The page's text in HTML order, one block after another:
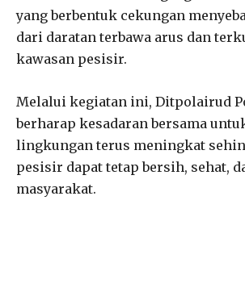
yang berbentuk cekungan
dari daratan terbawa arus dan
kawasan pesisir.
Melalui kegiatan ini, Ditpolairud
berharap kesadaran bersama
lingkungan terus meningkat
pesisir dapat tetap bersih, sehat,
masyarakat.